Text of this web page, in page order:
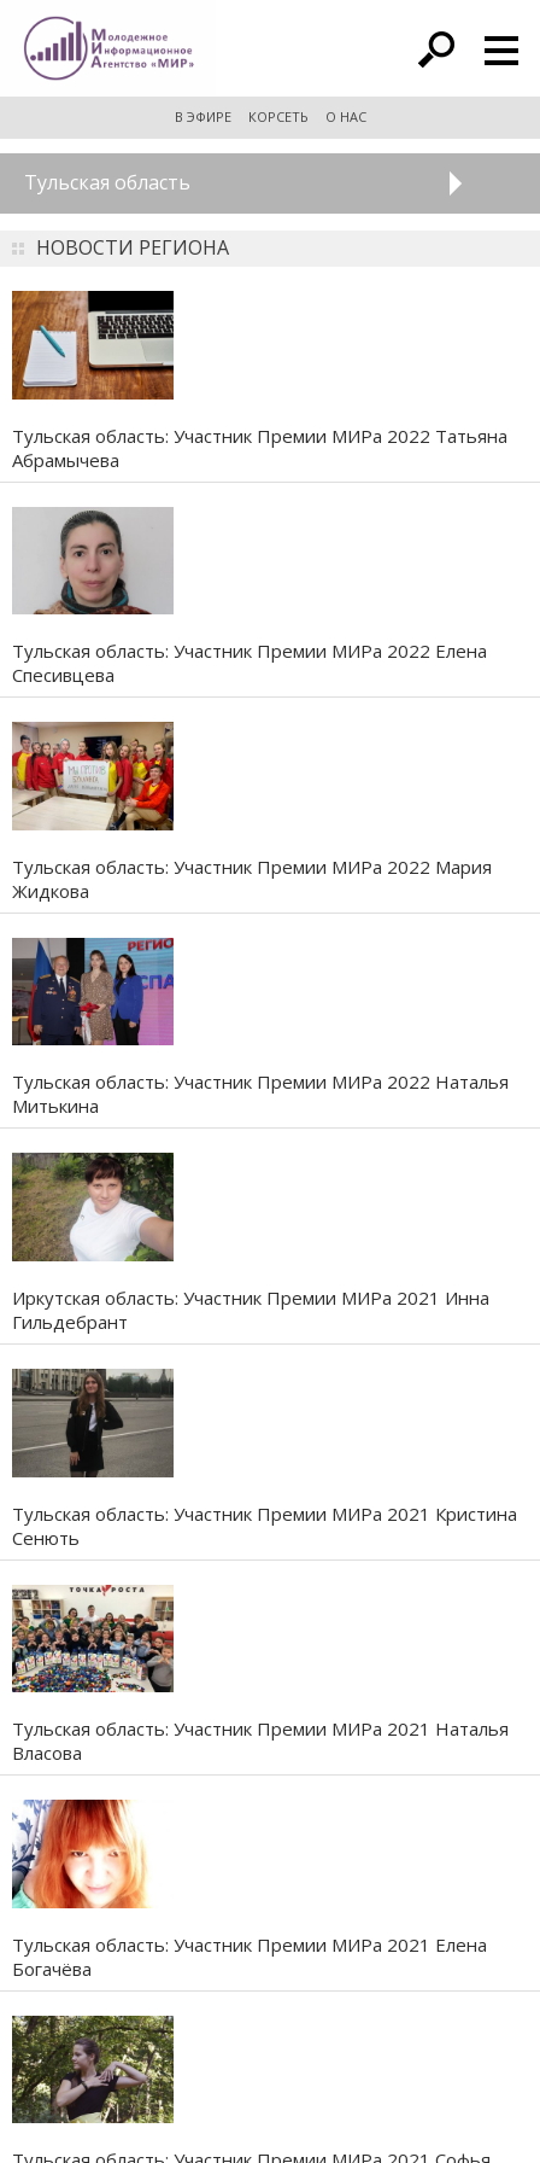
расширенный поиск
В ЭФИРЕ КОРСЕТЬ О НАС
Тульская область
НОВОСТИ РЕГИОНА
Тульская область: Участник Премии МИРа 2022 Татьяна
Абрамычева
Тульская область: Участник Премии МИРа 2022 Елена
Спесивцева
Тульская область: Участник Премии МИРа 2022 Мария
Жидкова
Тульская область: Участник Премии МИРа 2022 Наталья
Митькина
Иркутская область: Участник Премии МИРа 2021 Инна
Гильдебрант
Тульская область: Участник Премии МИРа 2021 Кристина
Сенють
Тульская область: Участник Премии МИРа 2021 Наталья
Власова
Тульская область: Участник Премии МИРа 2021 Елена
Богачёва